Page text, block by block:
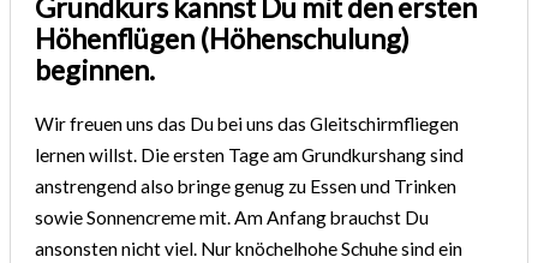
Höhenflügen (Höhenschulung)
beginnen.
Wir freuen uns das Du bei uns das Gleitschirmfliegen
lernen willst. Die ersten Tage am Grundkurshang sind
anstrengend also bringe genug zu Essen und Trinken
sowie Sonnencreme mit. Am Anfang brauchst Du
ansonsten nicht viel. Nur knöchelhohe Schuhe sind ein